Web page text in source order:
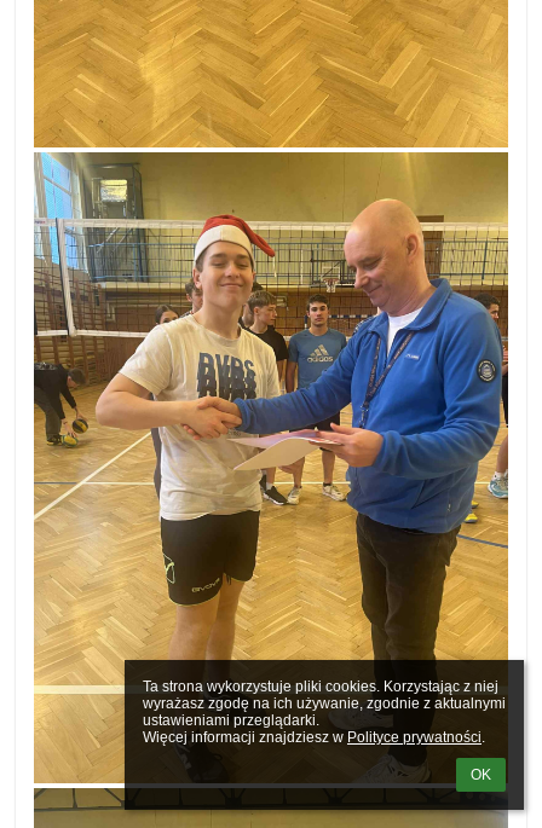
Ta strona wykorzystuje pliki cookies. Korzystając z niej
wyrażasz zgodę na ich używanie, zgodnie z aktualnymi
ustawieniami przeglądarki.
Więcej informacji znajdziesz w Polityce prywatności.
OK